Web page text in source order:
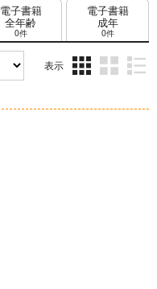
電子書籍
全年齢
0件
電子書籍
成年
0件
表示
ム
ム
ム